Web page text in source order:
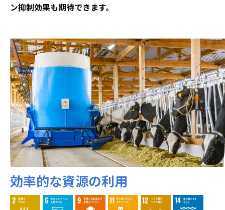
ン抑制効果も期待できます。
効率的な資源の利用